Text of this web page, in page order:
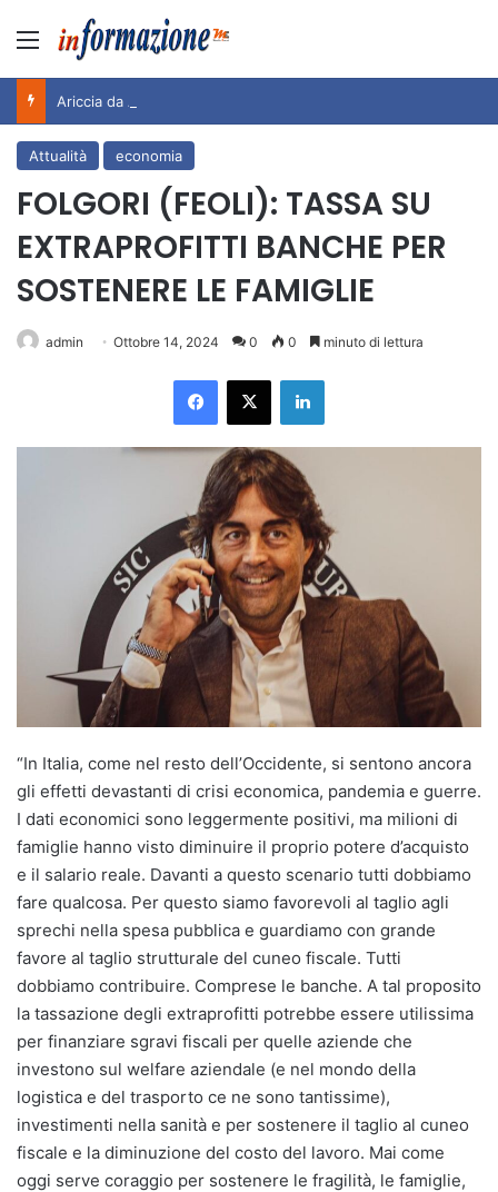
Menu
Attualità economia
FOLGORI (FEOLI): TASSA SU
EXTRAPROFITTI BANCHE PER
SOSTENERE LE FAMIGLIE
admin Ottobre 14, 2024 0 0 minuto di lettura
Facebook
X LinkedIn
“In Italia, come nel resto dell’Occidente, si sentono ancora
gli effetti devastanti di crisi economica, pandemia e guerre.
I dati economici sono leggermente positivi, ma milioni di
famiglie hanno visto diminuire il proprio potere d’acquisto
e il salario reale. Davanti a questo scenario tutti dobbiamo
fare qualcosa. Per questo siamo favorevoli al taglio agli
sprechi nella spesa pubblica e guardiamo con grande
favore al taglio strutturale del cuneo fiscale. Tutti
dobbiamo contribuire. Comprese le banche. A tal proposito
la tassazione degli extraprofitti potrebbe essere utilissima
per finanziare sgravi fiscali per quelle aziende che
investono sul welfare aziendale (e nel mondo della
logistica e del trasporto ce ne sono tantissime),
investimenti nella sanità e per sostenere il taglio al cuneo
fiscale e la diminuzione del costo del lavoro. Mai come
oggi serve coraggio per sostenere le fragilità, le famiglie,